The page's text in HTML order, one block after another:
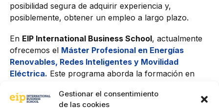
Gestionar el consentimiento
de las cookies
posibilidad segura de adquirir experiencia y,
posiblemente, obtener un empleo a largo plazo.
En EIP International Business School, actualmente
ofrecemos el Máster Profesional en Energías
Renovables, Redes Inteligentes y Movilidad
Eléctrica. Este programa aborda la formación en
innovadora y tecnológicamente actualizada
ofreciendo una visión integral de todos los procesos